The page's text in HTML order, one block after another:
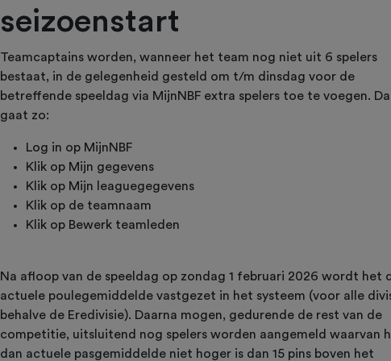
seizoenstart
Teamcaptains worden, wanneer het team nog niet uit 6 spelers
bestaat, in de gelegenheid gesteld om t/m dinsdag voor de
betreffende speeldag via MijnNBF extra spelers toe te voegen.
gaat zo:
Log in op MijnNBF
Klik op Mijn gegevens
Klik op Mijn leaguegegevens
Klik op de teamnaam
Klik op Bewerk teamleden
Na afloop van de speeldag op zondag 1 februari 2026 wordt het
actuele poulegemiddelde vastgezet in het systeem (voor alle
behalve de Eredivisie). Daarna mogen, gedurende de rest van de
competitie, uitsluitend nog spelers worden aangemeld waarvan
dan actuele pasgemiddelde niet hoger is dan 15 pins boven het